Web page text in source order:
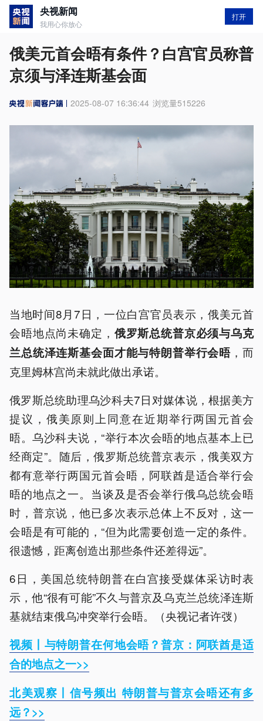
央视新闻
我用心你放心
打开
俄美元首会晤有条件？白宫官员称普
京须与泽连斯基会面
2025-08-07 16:36:44 浏览量515226
当地时间8月7日，一位白宫官员表示，俄美元首
会晤地点尚未确定， 俄罗斯总统普京必须与乌克
兰总统泽连斯基会面才能与特朗普举行会晤 ，而
克里姆林宫尚未就此做出承诺。
俄罗斯总统助理乌沙科夫7日对媒体说，根据美方
提议，俄美原则上同意在近期举行两国元首会
晤。乌沙科夫说，“举行本次会晤的地点基本上已
经商定”。随后，俄罗斯总统普京表示，俄美双方
都有意举行两国元首会晤，阿联酋是适合举行会
晤的地点之一。当谈及是否会举行俄乌总统会晤
时，普京说，他已多次表示总体上不反对，这一
会晤是有可能的，“但为此需要创造一定的条件。
很遗憾，距离创造出那些条件还差得远”。
6日，美国总统特朗普在白宫接受媒体采访时表
示，他“很有可能”不久与普京及乌克兰总统泽连斯
基就结束俄乌冲突举行会晤。（央视记者许弢）
视频丨与特朗普在何地会晤？普京：阿联酋是适
合的地点之一>>
北美观察丨信号频出 特朗普与普京会晤还有多
远？>>